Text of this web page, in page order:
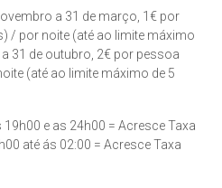
a 31 de março, 1€ por
/ por noite (até ao limite máximo
a 31 de outubro, 2€ por pessoa
(até ao limite máximo de 5
e as 24h00 = Acresce Taxa
até ás 02:00 = Acresce Taxa